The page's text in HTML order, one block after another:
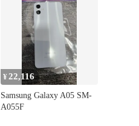
¥ 22,116
Samsung Galaxy A05 SM-
A055F